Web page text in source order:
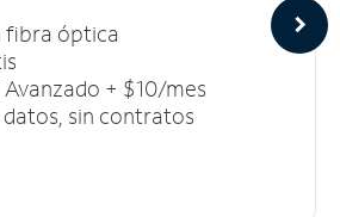
fibra óptica
+ $10/mes
sin contratos